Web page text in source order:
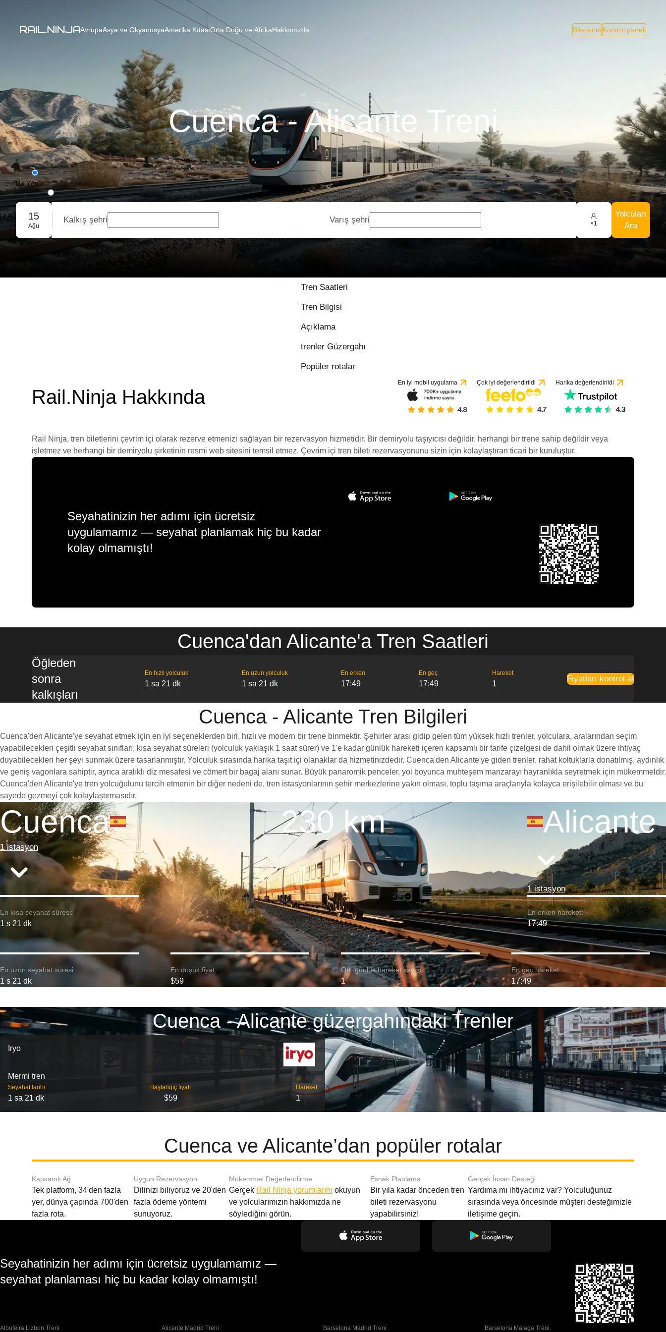
AvrupaAsya ve OkyanusyaAmerika KıtasıOrta Doğu ve AfrikaHakkımızda Biletlerim Kontrol paneli
Cuenca - Alicante Treni
Bir Yön
Gidiş-Dönüş
Grup Rezervasyonu
15
Ağu
Kalkış şehri Varış şehri ×1
Yolcuları
Ara
Tren Saatleri
Tren Bilgisi
Açıklama
trenler Güzergahı
Popüler rotalar
Rail.Ninja Hakkında
En iyi mobil uygulama Çok iyi değerlendirildi Harika değerlendirildi
Rail Ninja, tren biletlerini çevrim içi olarak rezerve etmenizi sağlayan bir rezervasyon hizmetidir. Bir demiryolu taşıyıcısı değildir, herhangi bir trene sahip değildir veya
işletmez ve herhangi bir demiryolu şirketinin resmi web sitesini temsil etmez. Çevrim içi tren bileti rezervasyonunu sizin için kolaylaştıran ticari bir kuruluştur.
Seyahatinizin her adımı için ücretsiz
uygulamamız — seyahat planlamak hiç bu kadar
kolay olmamıştı!
Cuenca'dan Alicante'a Tren Saatleri
Öğleden
sonra
kalkışları
En hızlı yolculuk
1 sa 21 dk
En uzun yolculuk
1 sa 21 dk
En erken
17:49
En geç
17:49
Hareket
1
Fiyatları kontrol et
Cuenca - Alicante Tren Bilgileri
Cuenca'den Alicante'ye seyahat etmek için en iyi seçeneklerden biri, hızlı ve modern bir trene binmektir. Şehirler arası gidip gelen tüm yüksek hızlı trenler, yolculara, aralarından seçim
yapabilecekleri çeşitli seyahat sınıfları, kısa seyahat süreleri (yolculuk yaklaşık 1 saat sürer) ve 1'e kadar günlük hareketi içeren kapsamlı bir tarife çizelgesi de dahil olmak üzere ihtiyaç
duyabilecekleri her şeyi sunmak üzere tasarlanmıştır. Yolculuk sırasında harika taşıt içi olanaklar da hizmetinizdedir. Cuenca'den Alicante'ye giden trenler, rahat koltuklarla donatılmış, aydınlık
ve geniş vagonlara sahiptir, ayrıca aralıklı diz mesafesi ve cömert bir bagaj alanı sunar. Büyük panaromik penceler, yol boyunca muhteşem manzarayı hayranlıkla seyretmek için mükemmeldir.
Cuenca'den Alicante'ye tren yolcuğulunu tercih etmenin bir diğer nedeni de, tren istasyonlarının şehir merkezlerine yakın olması, toplu taşıma araçlarıyla kolayca erişilebilir olması ve bu
sayede gezmeyi çok kolaylaştırmasıdır.
Cuenca
1 istasyon
230 km Alicante
1 istasyon
En kısa seyahat süresi:
1 s 21 dk
En erken hareket:
17:49
En uzun seyahat süresi:
1 s 21 dk
En düşük fiyat:
$59
Ort. günlük hareket sayısı:
1
En geç hareket:
17:49
Cuenca - Alicante güzergahındaki Trenler
Iryo
Mermi tren
Seyahat tarihi
1 sa 21 dk
Başlangıç ​​fiyatı
$59
Hareket
1
Cuenca ve Alicante’dan popüler rotalar
9.8 / 10 üzerinden 1 yorumeye göre
Kapsamlı Ağ
Tek platform, 34'den fazla
yer, dünya çapında 700'den
fazla rota.
Uygun Rezervasyon
Dilinizi biliyoruz ve 20'den
fazla ödeme yöntemi
sunuyoruz.
Mükemmel Değerlendirme
Gerçek Rail Ninja yorumlarını okuyun
ve yolcularımızın hakkımızda ne
söylediğini görün.
Esnek Planlama
Bir yıla kadar önceden tren
bileti rezervasyonu
yapabilirsiniz!
Gerçek İnsan Desteği
Yardıma mı ihtiyacınız var? Yolculuğunuz
sırasında veya öncesinde müşteri desteğimizle
iletişime geçin.
Seyahatinizin her adımı için ücretsiz uygulamamız —
seyahat planlaması hiç bu kadar kolay olmamıştı!
Albufeira Lizbon Treni Alicante Madrid Treni Barselona Madrid Treni Barselona Malaga Treni